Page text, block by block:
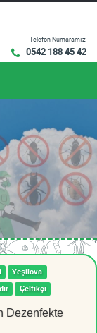
Telefon Numaramız:
0542 188 45 42
Yeşilova
Çeltikçi
Dezenfekte